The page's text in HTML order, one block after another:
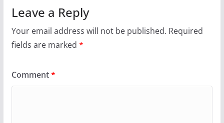
Leave a Reply
Your email address will not be published. Required
fields are marked *
Comment*